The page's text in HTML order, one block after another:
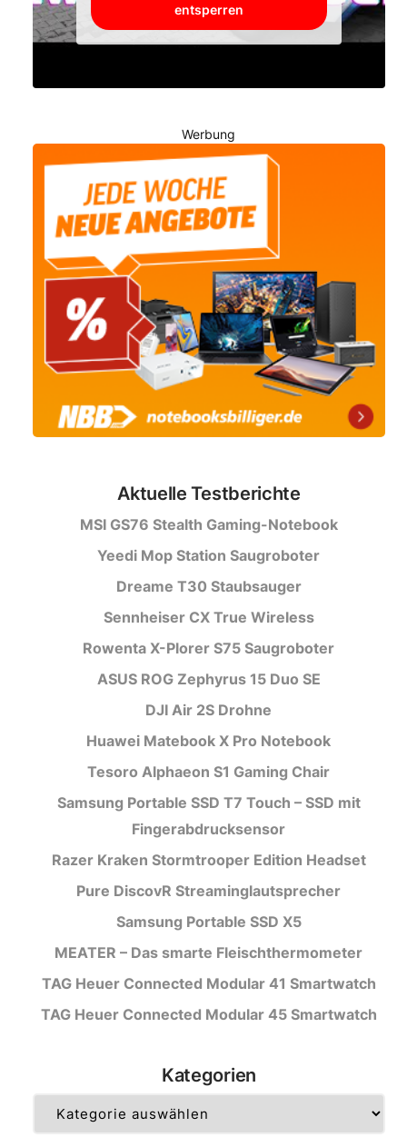
entsperren
Werbung
Aktuelle Testberichte
MSI GS76 Stealth Gaming-Notebook
Yeedi Mop Station Saugroboter
Dreame T30 Staubsauger
Sennheiser CX True Wireless
Rowenta X-Plorer S75 Saugroboter
ASUS ROG Zephyrus 15 Duo SE
DJI Air 2S Drohne
Huawei Matebook X Pro Notebook
Tesoro Alphaeon S1 Gaming Chair
Samsung Portable SSD T7 Touch – SSD mit
Fingerabdrucksensor
Razer Kraken Stormtrooper Edition Headset
Pure DiscovR Streaminglautsprecher
Samsung Portable SSD X5
MEATER – Das smarte Fleischthermometer
TAG Heuer Connected Modular 41 Smartwatch
TAG Heuer Connected Modular 45 Smartwatch
Kategorien